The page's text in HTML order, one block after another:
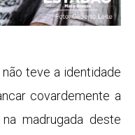
teve a identidade
covardemente a
madrugada deste